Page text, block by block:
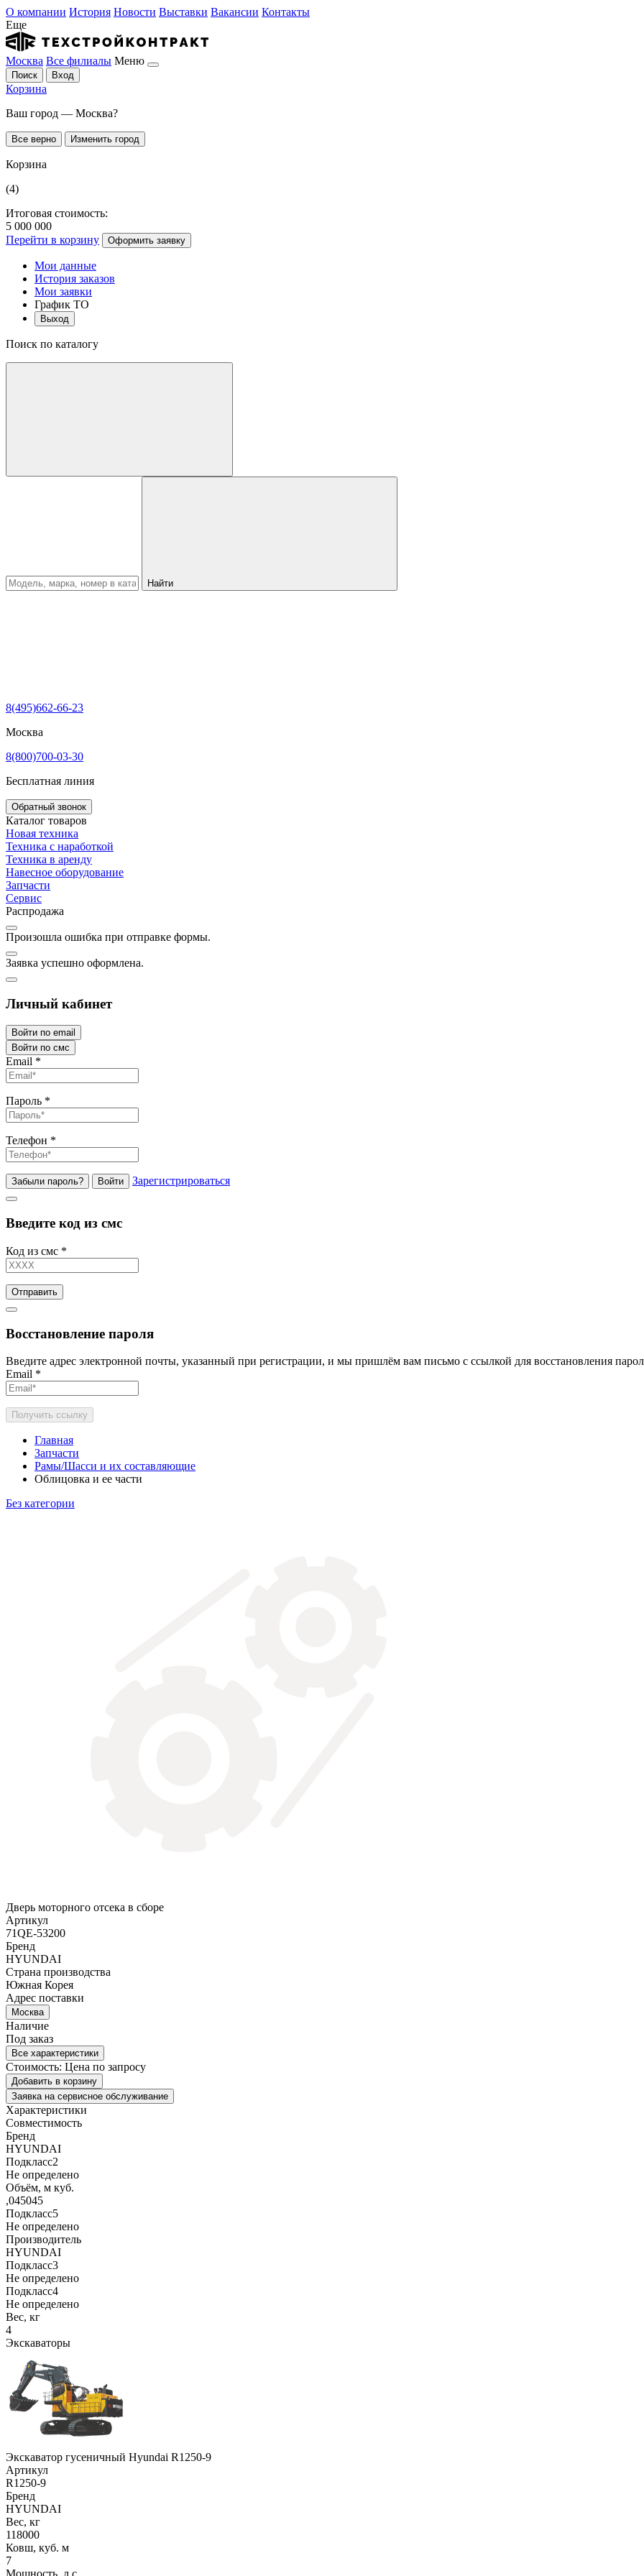
О компании История Новости Выставки Вакансии Контакты
Еще
Москва Все филиалы Меню
Поиск Вход
Корзина
Ваш город — Москва?
Все верно Изменить город
Корзина
(4)
Итоговая стоимость:
5 000 000
Перейти в корзину
Оформить заявку
Мои данные
История заказов
Мои заявки
График ТО
Выход
Поиск по каталогу
Найти
8(495)662-66-23
Москва
8(800)700-03-30
Бесплатная линия
Обратный звонок
Каталог товаров
Новая техника
Техника с наработкой
Техника в аренду
Навесное оборудование
Запчасти
Сервис
Распродажа
Произошла ошибка при отправке формы.
Заявка успешно оформлена.
Личный кабинет
Войти по email
Войти по смс
Email *
Пароль *
Телефон *
Забыли пароль? Войти Зарегистрироваться
Введите код из смс
Код из смс *
Отправить
Восстановление пароля
Введите адрес электронной почты, указанный при регистрации, и мы пришлём вам письмо с ссылкой для восстановления
Email *
Получить ссылку
Главная
Запчасти
Рамы/Шасси и их составляющие
Облицовка и ее части
Без категории
Дверь моторного отсека в сборе
Артикул
71QE-53200
Бренд
HYUNDAI
Страна производства
Южная Корея
Адрес поставки
Москва
Наличие
Под заказ
Все характеристики
Стоимость: Цена по запросу
Добавить в корзину
Заявка на сервисное обслуживание
Характеристики
Совместимость
Бренд
HYUNDAI
Подкласс2
Не определено
Объём, м куб.
,045045
Подкласс5
Не определено
Производитель
HYUNDAI
Подкласс3
Не определено
Подкласс4
Не определено
Вес, кг
4
Экскаваторы
Экскаватор гусеничный Hyundai R1250-9
Артикул
R1250-9
Бренд
HYUNDAI
Вес, кг
118000
Ковш, куб. м
7